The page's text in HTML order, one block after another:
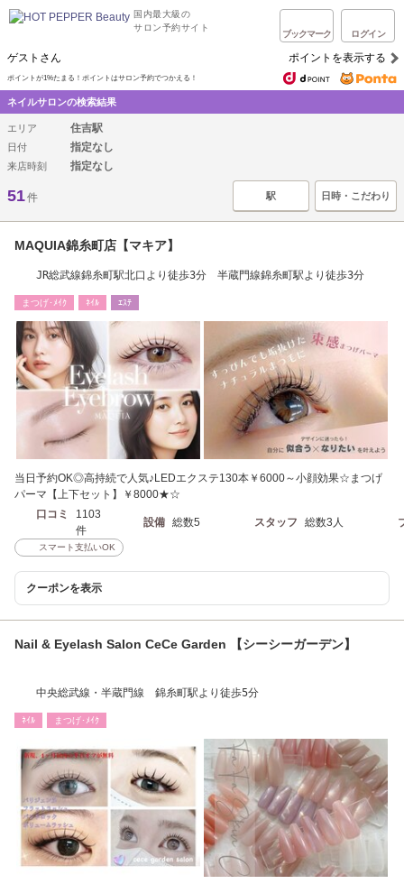
国内最大級の
サロン予約サイト
ブックマーク ログイン
ゲストさん ポイントを表示する
ポイントが1%たまる！ポイントはサロン予約でつかえる！
ネイルサロンの検索結果
エリア 住吉駅
日付 指定なし
来店時刻 指定なし
51件 駅 日時・こだわり
MAQUIA錦糸町店【マキア】
JR総武線錦糸町駅北口より徒歩3分 半蔵門線錦糸町駅より徒歩3分
まつげ･ﾒｲｸ ﾈｲﾙ ｴｽﾃ
当日予約OK◎高持続で人気♪LEDエクステ130本￥6000～小顔効果☆まつげ
パーマ【上下セット】￥8000★☆
口コミ
1103
件
設備 総数5 スタッフ 総数3人
スマート支払いOK
クーポンを表示
Nail & Eyelash Salon CeCe Garden 【シーシーガーデン】
中央総武線・半蔵門線 錦糸町駅より徒歩5分
ﾈｲﾙ まつげ･ﾒｲｸ